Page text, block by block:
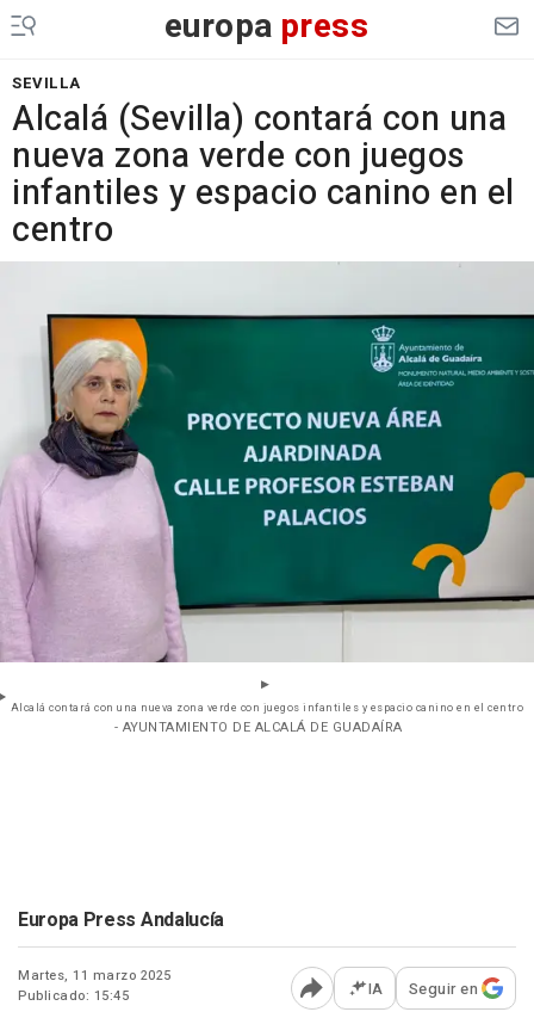
europa press
SEVILLA
Alcalá (Sevilla) contará con una
nueva zona verde con juegos
infantiles y espacio canino en el
centro
Alcalá contará con una nueva zona verde con juegos infantiles y espacio canino en el centro
- AYUNTAMIENTO DE ALCALÁ DE GUADAÍRA
Europa Press Andalucía
Martes, 11 marzo 2025
Publicado: 15:45
Abrir opciones para
IA Seguir en